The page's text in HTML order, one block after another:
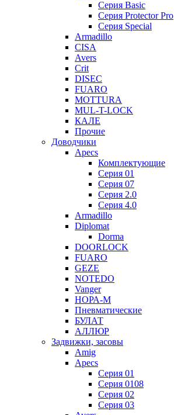
Серия Basic
Серия Protector Pro
Серия Special
Armadillo
CISA
Avers
Crit
DISEC
FUARO
MOTTURA
MUL-T-LOCK
КАЛЕ
Прочие
Доводчики
Apecs
Комплектующие
Серия 01
Серия 07
Серия 2.0
Серия 4.0
Armadillo
Diplomat
Dorma
DOORLOCK
FUARO
GEZE
NOTEDO
Vanger
НОРА-М
Пневматические
БУЛАТ
АЛЛЮР
Задвижки, засовы
Amig
Apecs
Серия 01
Серия 0108
Серия 02
Серия 03